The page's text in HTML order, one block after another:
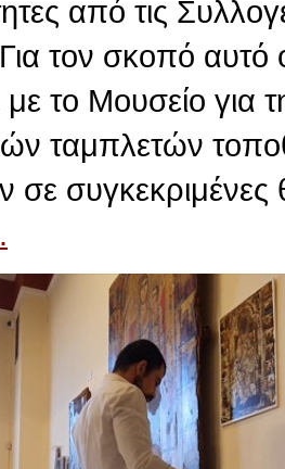
από τις
τον σκοπό
το Μουσείο για
ταμπλετών
σε